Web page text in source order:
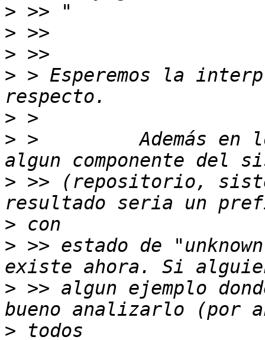
>
>
>
> > Esperemos la
>
> >         Además en
> >> (repositorio,
>
> >> estado de
> >> algun ejemplo
>